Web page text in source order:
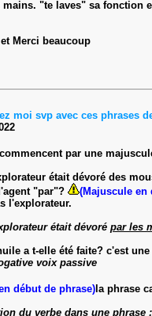
mains. "te laves" sa fonction
Merci beaucoup
moi svp avec ces phrases
par une
était dévoré des
"par"?
(Majuscule en
l'explorateur.
était dévoré par les
a t-elle été faite? c'est
voix passive
début de phrase) la phrase
du verbe dans une